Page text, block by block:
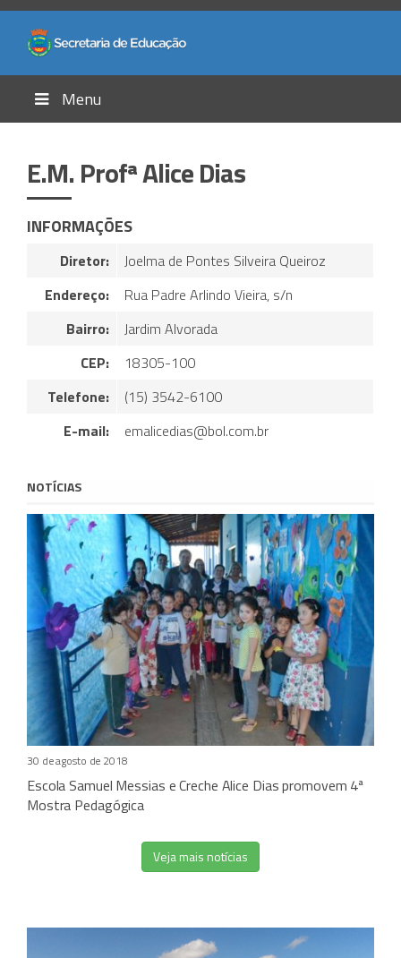
Menu
E.M. Profª Alice Dias
INFORMAÇÕES
Diretor:
Joelma de Pontes Silveira Queiroz
Endereço:
Rua Padre Arlindo Vieira, s/n
Bairro:
Jardim Alvorada
CEP:
18305-100
Telefone:
(15) 3542-6100
E-mail:
emalicedias@bol.com.br
NOTÍCIAS
30 de agosto de 2018
Escola Samuel Messias e Creche Alice Dias promovem 4ª
Mostra Pedagógica
Veja mais notícias